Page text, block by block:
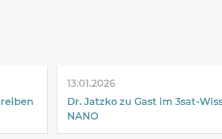
13.01.2026
Dr. Jatzko zu Gast im 3sat-
NANO